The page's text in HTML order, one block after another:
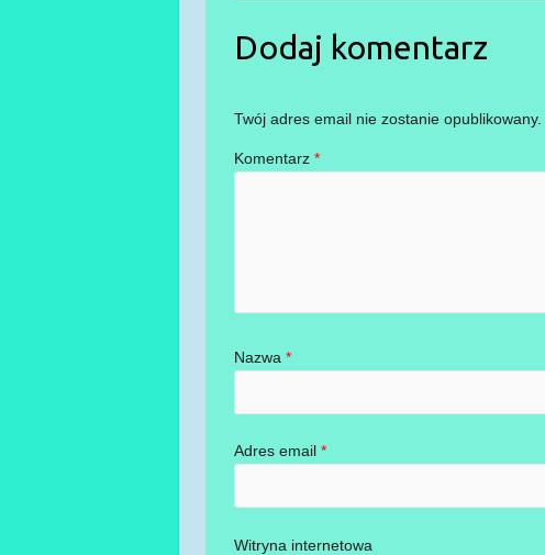
Dodaj komentarz
Twój adres email nie zostanie opublikowany.
Komentarz *
Nazwa *
Adres email *
Witryna internetowa